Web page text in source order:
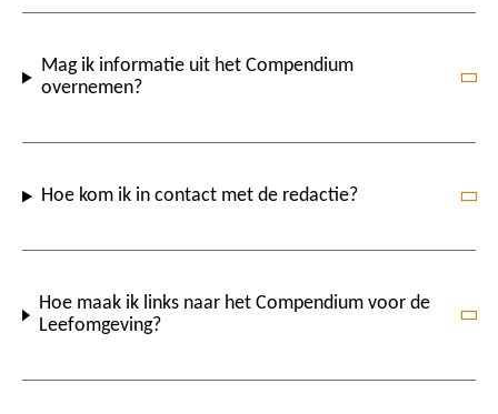
Mag ik informatie uit het Compendium
overnemen?
Hoe kom ik in contact met de redactie?
Hoe maak ik links naar het Compendium voor de
Leefomgeving?